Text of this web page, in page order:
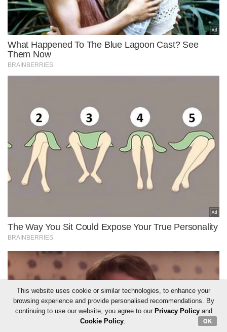
This website uses cookie or similar technologies, to enhance your
browsing experience and provide personalised recommendations. By
continuing to use our website, you agree to our Privacy Policyand
Cookie Policy. OK